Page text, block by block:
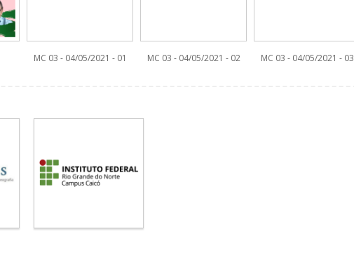
MC 03 - 04/05/2021 - 01 MC 03 - 04/05/2021 - 02 MC 03 - 04/05/2021 - 03